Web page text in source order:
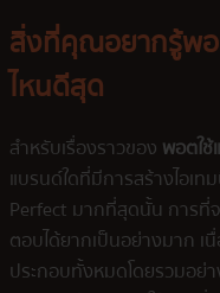
สิ่งที่คุณอยากรู้พอ
ไหนดีสุด
สำหรับเรื่องราวของ พอตใช้
แบรนด์ใดที่มีการสร้างไอเ
Perfect มากที่สุดนั้น การที่
ตอบได้ยากเป็นอย่างมาก เ
ประกอบทั้งหมดโดยรวมอย่